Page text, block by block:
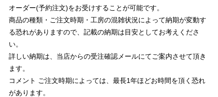
オーダー(予約注文)をお受けすることが可能です。
商品の種類・ご注文時期・工房の混雑状況によって納期が変動す
る恐れがありますので、記載の納期は目安としてお考えくださ
い。
詳しい納期は、当店からの受注確認メールにてご案内させて頂き
ます。
コメント ご注文時期によっては、最長1年ほどお時間を頂く恐れ
があります。